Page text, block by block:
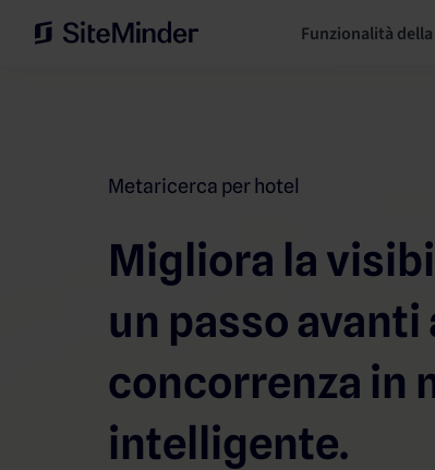
Funzionalità
Metaricerca per hotel
Migliora la
un passo avanti
concorrenza in
intelligente.